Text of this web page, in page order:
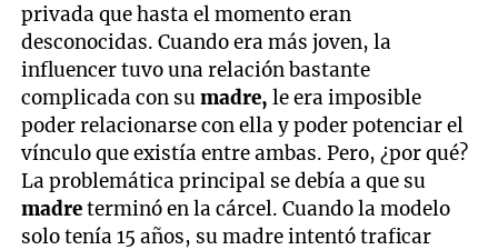
privada que hasta el momento eran
desconocidas. Cuando era más joven, la
influencer tuvo una relación bastante
complicada con sumadre,le era imposible
poder relacionarse con ella y poder potenciar el
vínculo que existía entre ambas. Pero, ¿por qué?
La problemática principal se debía a que su
madreterminó en la cárcel. Cuando la modelo
solo tenía 15 años, su madre intentó traficar